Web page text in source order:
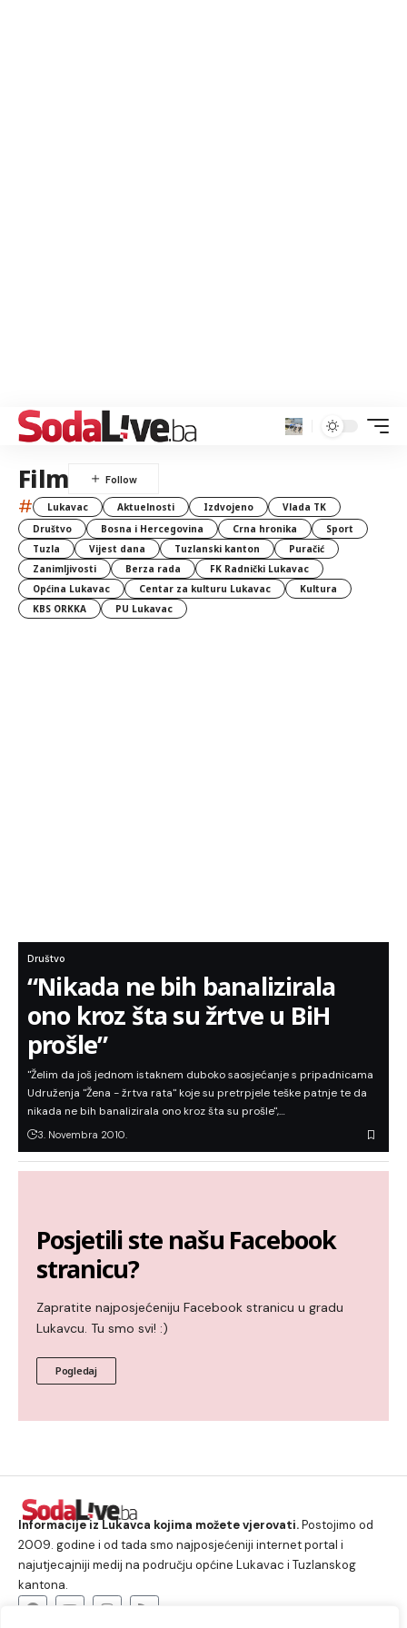
Film
# Lukavac Aktuelnosti Izdvojeno
Vlada TK
Društvo
Bosna i Hercegovina Crna hronika
Sport
Tuzla
Vijest dana Tuzlanski kanton
Puračić
Zanimljivosti
Berza rada
FK Radnički Lukavac
Općina Lukavac
Centar za kulturu Lukavac
Kultura
KBS ORKKA
PU Lukavac
Društvo
“Nikada ne bih banalizirala
ono kroz šta su žrtve u BiH
prošle”
"Želim da još jednom istaknem duboko saosjećanje s pripadnicama
Udruženja "Žena - žrtva rata" koje su pretrpjele teške patnje te da
nikada ne bih banalizirala ono kroz šta su prošle",…
3. Novembra 2010.
Posjetili ste našu Facebook
stranicu?
Zapratite najposjećeniju Facebook stranicu u gradu
Lukavcu. Tu smo svi! :)
Pogledaj
Informacije iz Lukavca kojima možete vjerovati.Postojimo od
2009. godine i od tada smo najposjećeniji internet portal i
najutjecajniji medij na području općine Lukavac i Tuzlanskog
kantona.